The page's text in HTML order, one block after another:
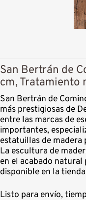
San Bertrán de
cm, Tratamiento
San Bertrán de
más prestigiosas de
entre las marcas de
importantes,
estatuillas de madera
La escultura de
en el acabado natural
disponible en la
Listo para envío,